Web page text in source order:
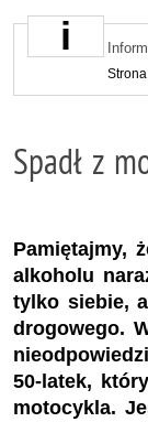
Spadł z
Pamiętajmy,
alkoholu
tylko siebie,
drogowego.
50-latek,
motocykla.